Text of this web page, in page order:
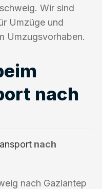
Wir sind
Umzüge und
Umzugsvorhaben.
nach
nach
nach Gaziantep